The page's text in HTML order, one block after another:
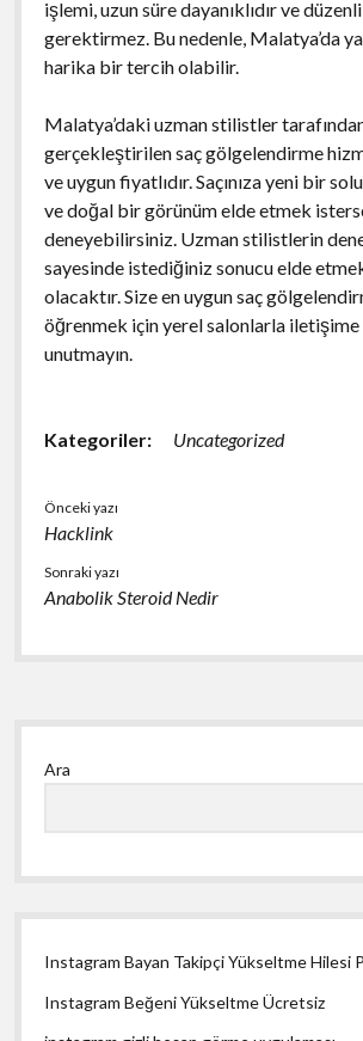
işlemi, uzun süre dayanıklıdır ve
gerektirmez. Bu nedenle, Malatya’da
harika bir tercih olabilir.
Malatya’daki uzman stilistler
gerçekleştirilen saç gölgelendirme
ve uygun fiyatlıdır. Saçınıza yeni bir
ve doğal bir görünüm elde etmek
deneyebilirsiniz. Uzman stilistlerin
sayesinde istediğiniz sonucu elde
olacaktır. Size en uygun saç
öğrenmek için yerel salonlarla iletişime
unutmayın.
Kategoriler: Uncategorized
Önceki yazı
Hacklink
Sonraki yazı
Anabolik Steroid Nedir
Yan
Menü
Ara
Instagram Bayan Takipçi Yükseltme Hilesi
Instagram Beğeni Yükseltme Ücretsiz